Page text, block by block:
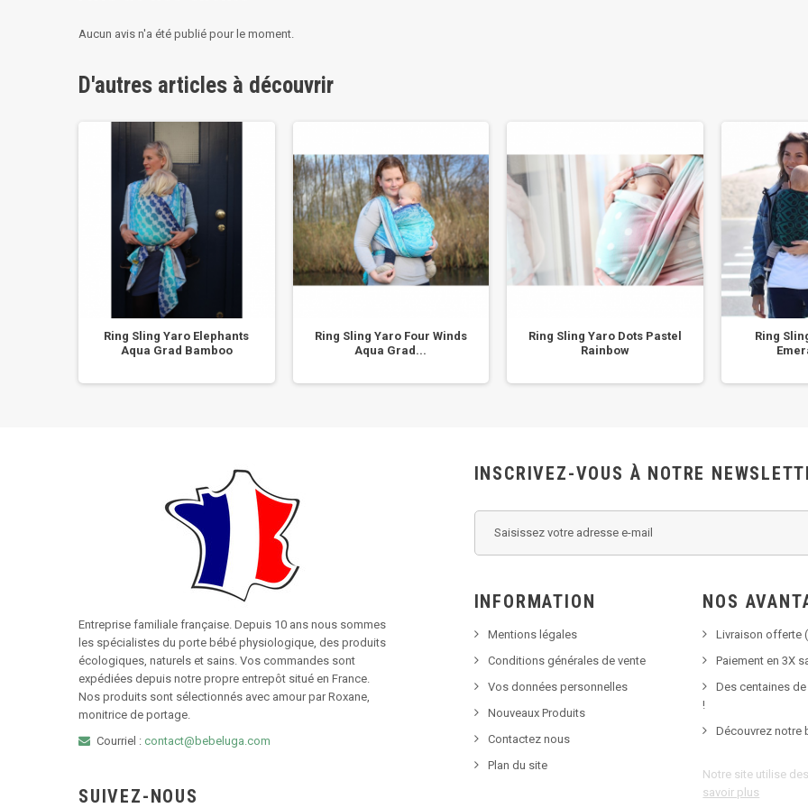
Aucun avis n'a été publié pour le moment.
D'autres articles à découvrir
Ring Sling Yaro Elephants
Aqua Grad Bamboo
Ring Sling Yaro Four Winds
Aqua Grad...
Ring Sling Yaro Dots Pastel
Rainbow
Ring
Entreprise familiale française. Depuis 10 ans nous sommes
les spécialistes du porte bébé physiologique, des produits
écologiques, naturels et sains. Vos commandes sont
expédiées depuis notre propre entrepôt situé en France.
Nos produits sont sélectionnés avec amour par Roxane,
monitrice de portage.
Courriel : contact@bebeluga.com
SUIVEZ-NOUS
INSCRIVEZ-VOUS À NOTRE
INFORMATION
Mentions légales
Conditions générales de vente
Vos données personnelles
Nouveaux Produits
Contactez nous
Plan du site
NOS
Livraison offerte
Paiement en 3X
Des centaines
!
Découvrez notre
Notre site utilise
savoir plus